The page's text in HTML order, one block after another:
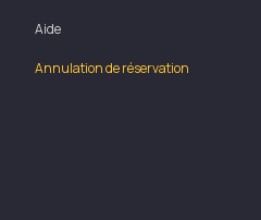
Aide
Annulation de réservation